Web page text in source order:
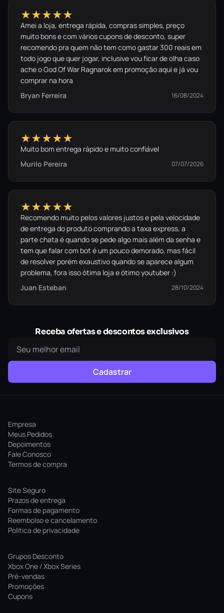
★★★★★
Amei a loja, entrega rápida, compras simples, preço
muito bons e com vários cupons de desconto, super
recomendo pra quem não tem como gastar 300 reais em
todo jogo que quer jogar, inclusive vou ficar de olha caso
ache o God Of War Ragnarok em promoção aqui e já vou
comprar na hora
Bryan Ferreira
16/08/2024
★★★★★
Muito bom entrega rápido e muito confiável
Murilo Pereira
07/07/2026
★★★★★
Recomendo muito pelos valores justos e pela velocidade
de entrega do produto comprando a taxa express, a
parte chata é quando se pede algo mais além da senha e
tem que falar com bot é um pouco demorado, mas fácil
de resolver porém exaustivo quando se aparece algum
problema, fora isso ótima loja e ótimo youtuber :)
Juan Esteban
28/10/2024
Receba ofertas e descontos exclusivos
Cadastrar
Empresa
Meus Pedidos
Depoimentos
Fale Conosco
Termos de compra
Site Seguro
Prazos de entrega
Formas de pagamento
Reembolso e cancelamento
Politica de privacidade
Grupos Desconto
Xbox One / Xbox Series
Pré-vendas
Promoções
Cupons